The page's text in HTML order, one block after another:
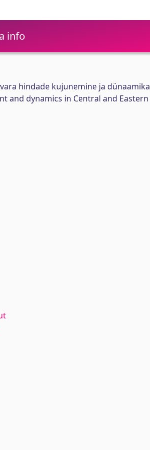
info
hindade kujunemine ja dünaamika
and dynamics in Central and Eastern